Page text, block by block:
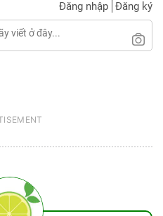
Đăng nhập Đăng ký